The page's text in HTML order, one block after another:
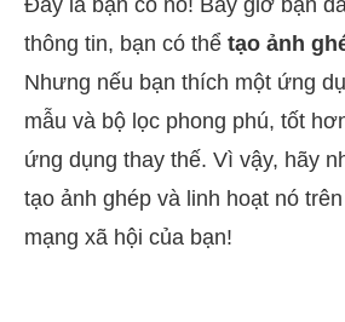
Đây là bạn có nó! Bây giờ bạn
thông tin, bạn có thể tạo ảnh
Nhưng nếu bạn thích một ứng
mẫu và bộ lọc phong phú, tốt
ứng dụng thay thế. Vì vậy, hãy
tạo ảnh ghép và linh hoạt nó
mạng xã hội của bạn!